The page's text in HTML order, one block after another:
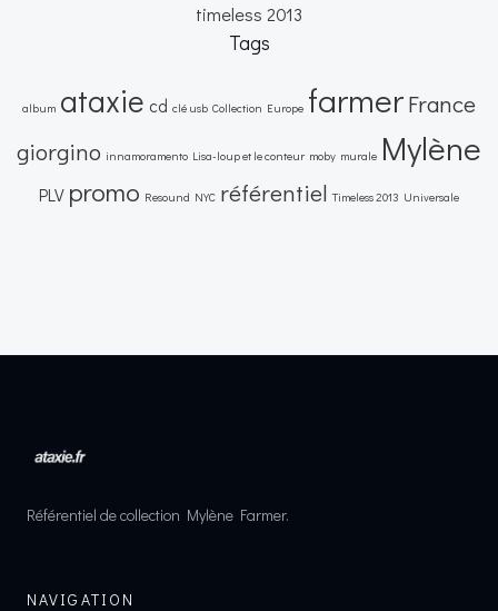
timeless 2013
Tags
album ataxie cd clé usb Collection Europe farmerFrance
giorgino innamoramento Lisa-loup et le conteur moby murale Mylène
PLV promo Resound NYC référentiel Timeless 2013 Universale
Référentiel de collection Mylène Farmer.
NAVIGATION